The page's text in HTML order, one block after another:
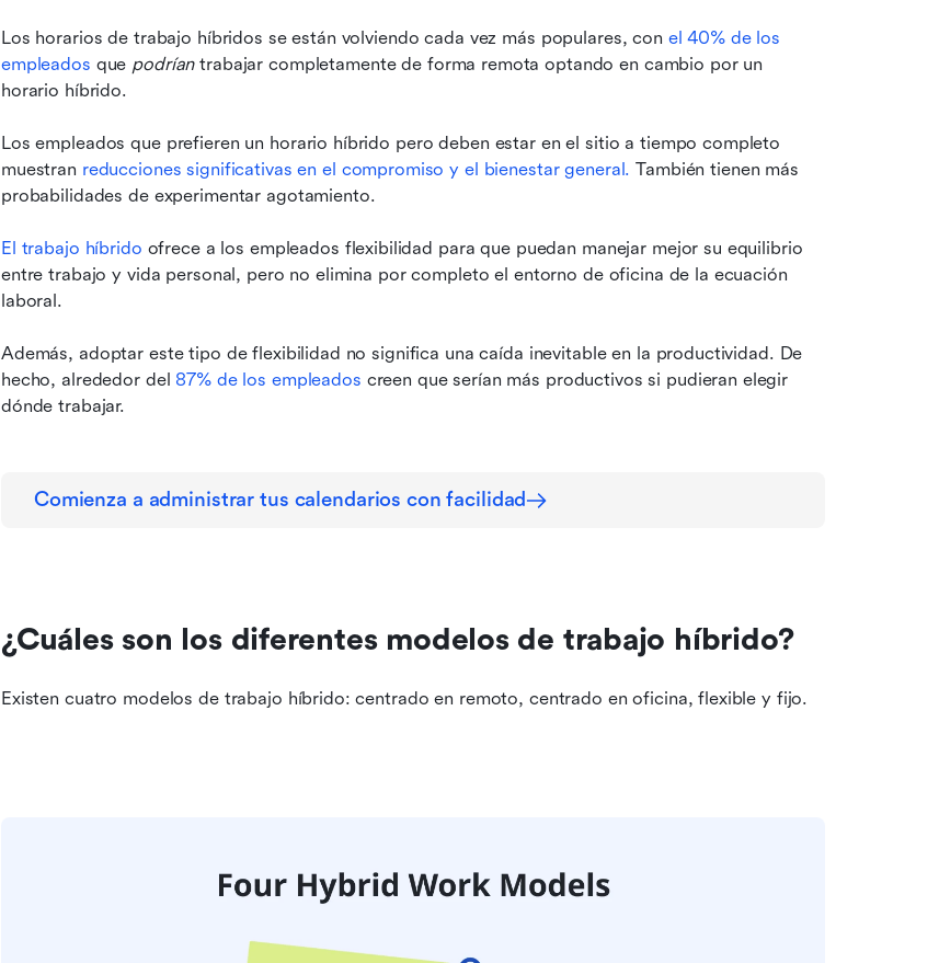
Los horarios de trabajo híbridos se están volviendo cada vez más populares, con el 40% de los
empleados que podrían trabajar completamente de forma remota optando en cambio por un
horario híbrido.
Los empleados que prefieren un horario híbrido pero deben estar en el sitio a tiempo completo
muestran reducciones significativas en el compromiso y el bienestar general. También tienen más
probabilidades de experimentar agotamiento.
El trabajo híbrido ofrece a los empleados flexibilidad para que puedan manejar mejor su equilibrio
entre trabajo y vida personal, pero no elimina por completo el entorno de oficina de la ecuación
laboral.
Además, adoptar este tipo de flexibilidad no significa una caída inevitable en la productividad. De
hecho, alrededor del 87% de los empleados creen que serían más productivos si pudieran elegir
dónde trabajar.
Comienza a administrar tus calendarios con facilidad
¿Cuáles son los diferentes modelos de trabajo híbrido?
Existen cuatro modelos de trabajo híbrido: centrado en remoto, centrado en oficina, flexible y fijo.